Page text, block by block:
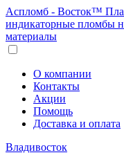
Аспломб - Восток™
индикаторные пломбы
материалы
О компании
Контакты
Акции
Помощь
Доставка и оплата
Владивосток